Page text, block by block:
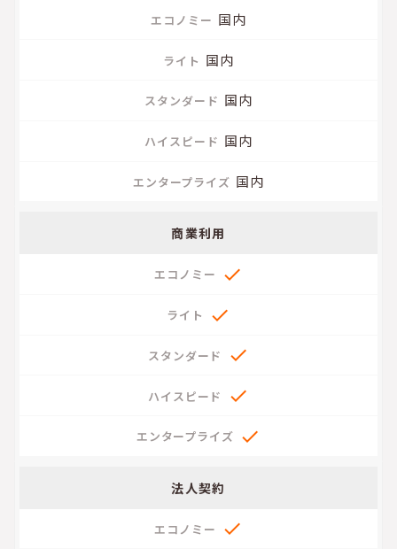
国内
国内
国内
国内
国内
商業利用





法人契約
